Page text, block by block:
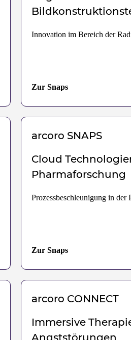
Innovation im Bereich der
Zur Snaps
arcoro SNAPS
Cloud
Pharmaforschung
Prozessbeschleunigung in der
Zur Snaps
arcoro CONNECT
Immersive
Angststörungen